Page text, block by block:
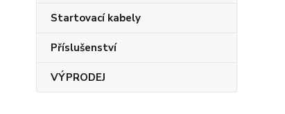
Startovací kabely
Příslušenství
VÝPRODEJ